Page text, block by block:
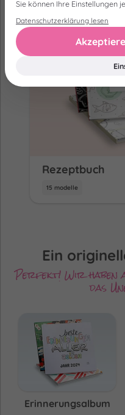
Rezeptbuch
15 modelle
Ein
Perfekt! Wir haben
das
Erinnerungsalbum
Sie können Ihre Einstellungen
Datenschutzerklärung lesen